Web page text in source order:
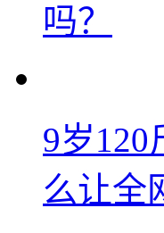
吗？
9岁
么让全